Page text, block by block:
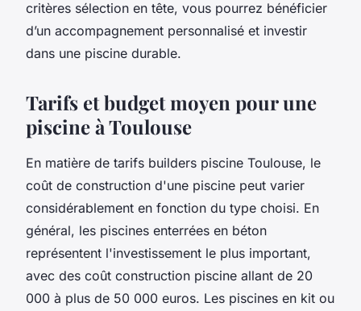
critères sélection en tête, vous pourrez bénéficier
d’un accompagnement personnalisé et investir
dans une piscine durable.
Tarifs et budget moyen pour une
piscine à Toulouse
En matière de tarifs builders piscine Toulouse, le
coût de construction d'une piscine peut varier
considérablement en fonction du type choisi. En
général, les piscines enterrées en béton
représentent l'investissement le plus important,
avec des coût construction piscine allant de 20
000 à plus de 50 000 euros. Les piscines en kit ou